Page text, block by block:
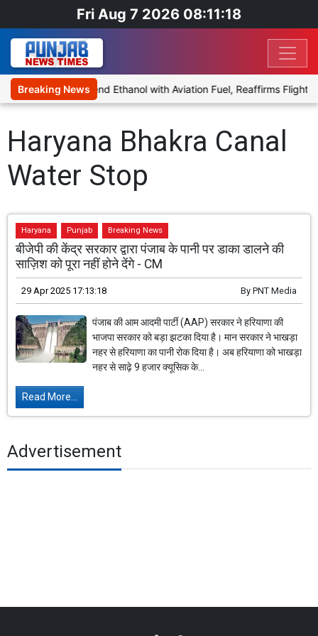
Fri Aug 7 2026 08:11:18
Breaking News
Proposal to Blend Ethanol with Aviation Fuel, Reaffirms Flight
Haryana Bhakra Canal
Water Stop
Haryana Punjab Breaking News
बीजेपी की केंद्र सरकार द्वारा पंजाब के पानी पर डाका डालने की
साज़िश को पूरा नहीं होने देंगे - CM
29 Apr 2025 17:13:18 By PNT Media
पंजाब की आम आदमी पार्टी (AAP) सरकार ने हरियाणा की
भाजपा सरकार को बड़ा झटका दिया है। मान सरकार ने भाखड़ा
नहर से हरियाणा का पानी रोक दिया है। अब हरियाणा को भाखड़ा
नहर से साढ़े 9 हजार क्यूसिक के...
Read More...
Advertisement